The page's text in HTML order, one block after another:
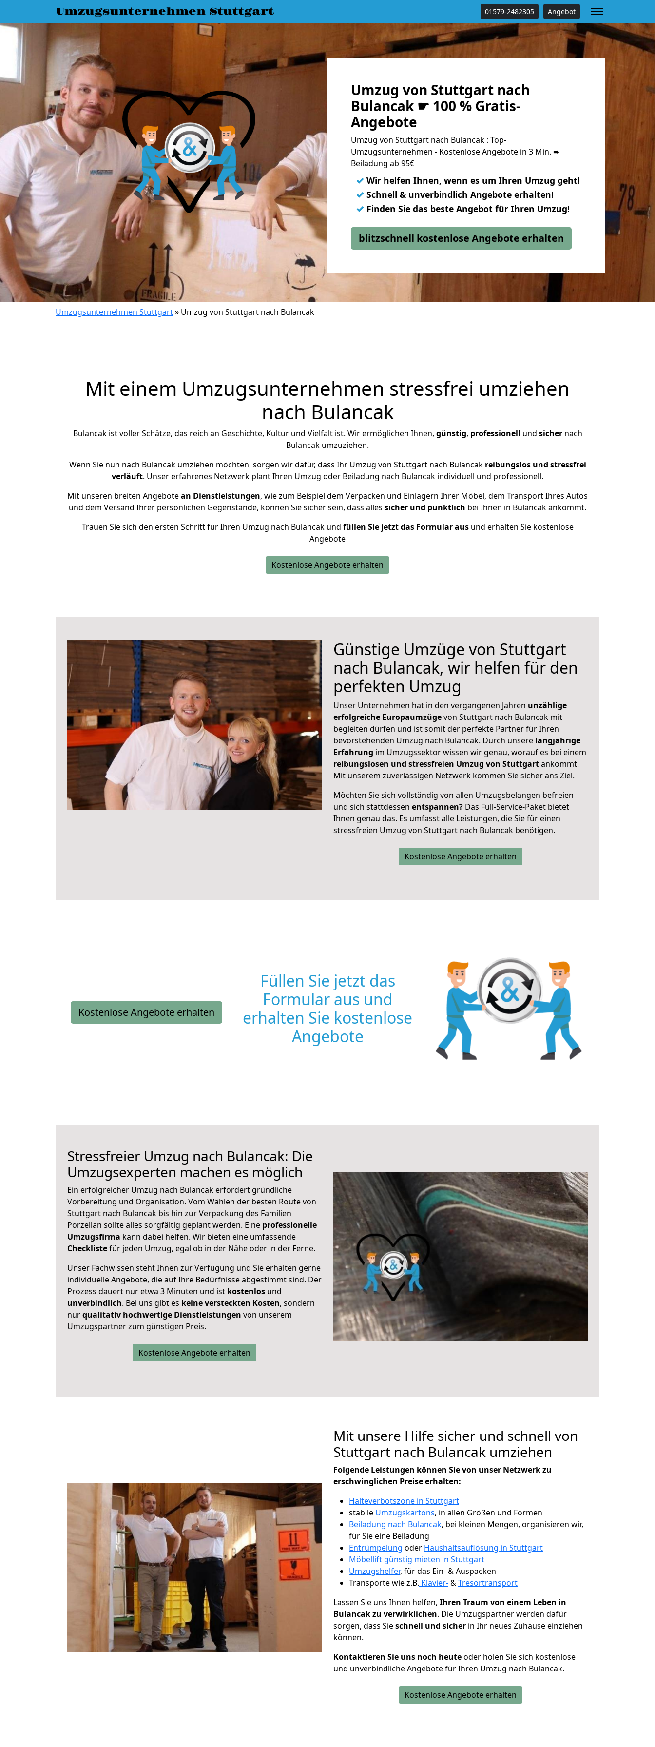
Umzugsunternehmen Stuttgart 01579-2482305 Angebot
Umzug von Stuttgart nach
Bulancak ☛ 100 % Gratis-
Angebote
Umzug von Stuttgart nach Bulancak : Top-
Umzugsunternehmen - Kostenlose Angebote in 3 Min. ➨
Beiladung ab 95€
✓ Wir helfen Ihnen, wenn es um Ihren Umzug geht!
✓ Schnell & unverbindlich Angebote erhalten!
✓ Finden Sie das beste Angebot für Ihren Umzug!
blitzschnell kostenlose Angebote erhalten
Umzugsunternehmen Stuttgart» Umzug von Stuttgart nach Bulancak
Mit einem Umzugsunternehmen stressfrei umziehen
nach Bulancak
Bulancak ist voller Schätze, das reich an Geschichte, Kultur und Vielfalt ist. Wir ermöglichen Ihnen, günstig, professionell und sichernach
Bulancak umzuziehen.
Wenn Sie nun nach Bulancak umziehen möchten, sorgen wir dafür, dass Ihr Umzug von Stuttgart nach Bulancak reibungslos und stressfrei
verläuft. Unser erfahrenes Netzwerk plant Ihren Umzug oder Beiladung nach Bulancak individuell und professionell.
Mit unseren breiten Angebotean Dienstleistungen, wie zum Beispiel dem Verpacken und Einlagern Ihrer Möbel, dem Transport Ihres Autos
und dem Versand Ihrer persönlichen Gegenstände, können Sie sicher sein, dass alles sicher und pünktlich bei Ihnen in Bulancak ankommt.
Trauen Sie sich den ersten Schritt für Ihren Umzug nach Bulancak und füllen Sie jetzt das Formular ausund erhalten Sie kostenlose
Angebote
Kostenlose Angebote erhalten
Günstige Umzüge von Stuttgart
nach Bulancak, wir helfen für den
perfekten Umzug
Unser Unternehmen hat in den vergangenen Jahren unzählige
erfolgreiche Europaumzügevon Stuttgart nach Bulancak mit
begleiten dürfen und ist somit der perfekte Partner für Ihren
bevorstehenden Umzug nach Bulancak. Durch unsere langjährige
Erfahrung im Umzugssektor wissen wir genau, worauf es bei einem
reibungslosen und stressfreien Umzug von Stuttgartankommt.
Mit unserem zuverlässigen Netzwerk kommen Sie sicher ans Ziel.
Möchten Sie sich vollständig von allen Umzugsbelangen befreien
und sich stattdessen entspannen? Das Full-Service-Paket bietet
Ihnen genau das. Es umfasst alle Leistungen, die Sie für einen
stressfreien Umzug von Stuttgart nach Bulancak benötigen.
Kostenlose Angebote erhalten
Kostenlose Angebote erhalten
Füllen Sie jetzt das
Formular aus und
erhalten Sie kostenlose
Angebote
Stressfreier Umzug nach Bulancak: Die
Umzugsexperten machen es möglich
Ein erfolgreicher Umzug nach Bulancak erfordert gründliche
Vorbereitung und Organisation. Vom Wählen der besten Route von
Stuttgart nach Bulancak bis hin zur Verpackung des Familien
Porzellan sollte alles sorgfältig geplant werden. Eine professionelle
Umzugsfirma kann dabei helfen. Wir bieten eine umfassende
Checklistefür jeden Umzug, egal ob in der Nähe oder in der Ferne.
Unser Fachwissen steht Ihnen zur Verfügung und Sie erhalten gerne
individuelle Angebote, die auf Ihre Bedürfnisse abgestimmt sind. Der
Prozess dauert nur etwa 3 Minuten und ist kostenlos und
unverbindlich. Bei uns gibt es keine versteckten Kosten, sondern
nurqualitativ hochwertige Dienstleistungen von unserem
Umzugspartner zum günstigen Preis.
Kostenlose Angebote erhalten
Mit unsere Hilfe sicher und schnell von
Stuttgart nach Bulancak umziehen
Folgende Leistungen können Sie von unser Netzwerk zu
erschwinglichen Preise erhalten:
Halteverbotszone in Stuttgart
stabile Umzugskartons, in allen Größen und Formen
Beiladung nach Bulancak, bei kleinen Mengen, organisieren wir,
für Sie eine Beiladung
Entrümpelung oder Haushaltsauflösung in Stuttgart
Möbellift günstig mieten in Stuttgart
Umzugshelfer, für das Ein- & Auspacken
Transporte wie z.B. Klavier-&Tresortransport
Lassen Sie uns Ihnen helfen, Ihren Traum von einem Leben in
Bulancak zu verwirklichen. Die Umzugspartner werden dafür
sorgen, dass Sieschnell und sicher in Ihr neues Zuhause einziehen
können.
Kontaktieren Sie uns noch heuteoder holen Sie sich kostenlose
und unverbindliche Angebote für Ihren Umzug nach Bulancak.
Kostenlose Angebote erhalten